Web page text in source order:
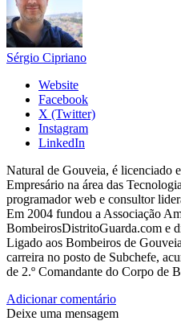
Sérgio Cipriano
Website
Facebook
X (Twitter)
Instagram
LinkedIn
Natural de Gouveia, é licenciado
Empresário na área das
programador web e consultor
Em 2004 fundou a Associação
BombeirosDistritoGuarda.com e
Ligado aos Bombeiros de
carreira no posto de Subchefe,
de 2.º Comandante do Corpo de
Adicionar comentário
Deixe uma mensagem